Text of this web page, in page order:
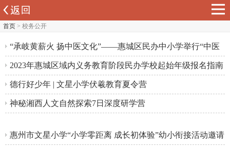
首页 > 校务公开
“承岐黄薪火 扬中医文化”——惠城区民办中小学举行“中医
药文化与健康进校园”启动仪式圆满落幕
2023年惠城区域内义务教育阶段民办学校起始年级报名指南
德行好少年 | 文星小学伏羲教育夏令营
神秘湘西人文自然探索7日深度研学营
惠州市文星小学“小学零距离 成长初体验”幼小衔接活动邀请